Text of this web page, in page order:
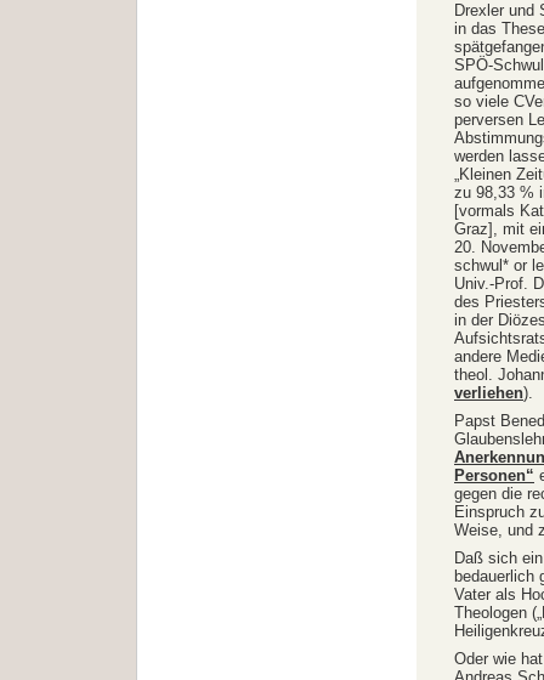
Drexler und
in das
SPÖ-
so viele
perversen
werden
„Kleinen
zu 98,33 %
[vormals
Graz], mit
20.
schwul* or
Univ.-Prof.
des
in der
andere
theol.
verliehen).
Papst
Personen“
gegen die
Einspruch
Weise, und
Daß sich
bedauerlich
Vater als
Theologen
Oder wie